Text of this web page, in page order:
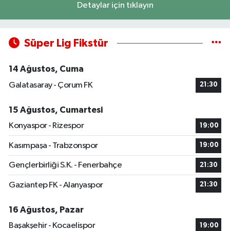
Detaylar için tıklayın
Süper Lig Fikstür
14 Ağustos, Cuma
Galatasaray - Çorum FK
21:30
15 Ağustos, Cumartesi
Konyaspor - Rizespor
19:00
Kasımpaşa - Trabzonspor 19:00
Gençlerbirliği S.K. - Fenerbahçe 21:30
Gaziantep FK - Alanyaspor 21:30
16 Ağustos, Pazar
Başakşehir - Kocaelispor
19:00